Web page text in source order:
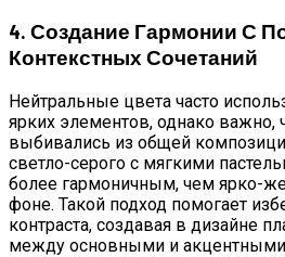
4. Создание Гармонии С
Контекстных Сочетаний
Нейтральные цвета часто
ярких элементов, однако важно,
выбивались из общей
светло-серого с мягкими
более гармоничным, чем ярко-
фоне. Такой подход помогает
контраста, создавая в дизайне
между основными и